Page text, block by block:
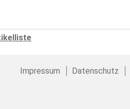
Impressum Datenschutz